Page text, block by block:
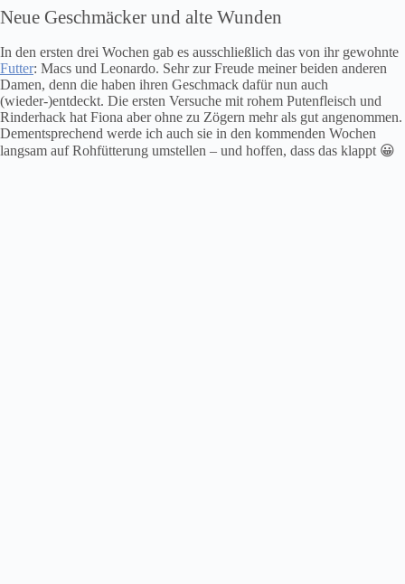
Neue Geschmäcker und alte Wunden
In den ersten drei Wochen gab es ausschließlich das von ihr gewohnte
Futter: Macs und Leonardo. Sehr zur Freude meiner beiden anderen
Damen, denn die haben ihren Geschmack dafür nun auch
(wieder-)entdeckt. Die ersten Versuche mit rohem Putenfleisch und
Rinderhack hat Fiona aber ohne zu Zögern mehr als gut angenommen.
Dementsprechend werde ich auch sie in den kommenden Wochen
langsam auf Rohfütterung umstellen – und hoffen, dass das klappt 😀